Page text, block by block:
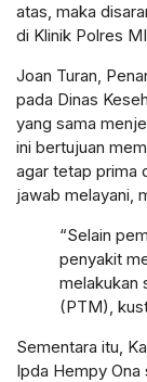
atas, maka
di Klinik Polres
Joan Turan,
pada Dinas
yang sama
ini bertujuan
agar tetap prima
jawab melayani,
“Selain
penyakit
melakukan
(PTM),
Sementara itu,
Ipda Hempy Ona